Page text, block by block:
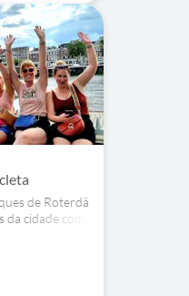
de Roterdã
cidade com